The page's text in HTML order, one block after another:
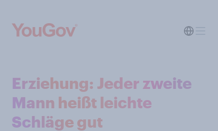
Erziehung: Jeder zweite
Mann heißt leichte
Schläge gut